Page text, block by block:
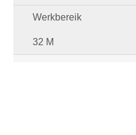
Werkbereik
32 M